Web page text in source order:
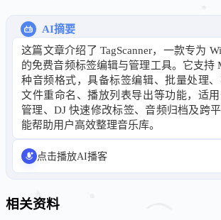
AI摘要
这篇文章介绍了 TagScanner，一款专为
的免费音频标签编辑与管理工具。它支持
种音频格式，具备标签编辑、批量处理、
文件重命名、播放列表导出等功能，适
管理、DJ 快速修改标签、音频归档及跨平
能帮助用户高效整理音乐库。
点击播放AI播客
相关资料